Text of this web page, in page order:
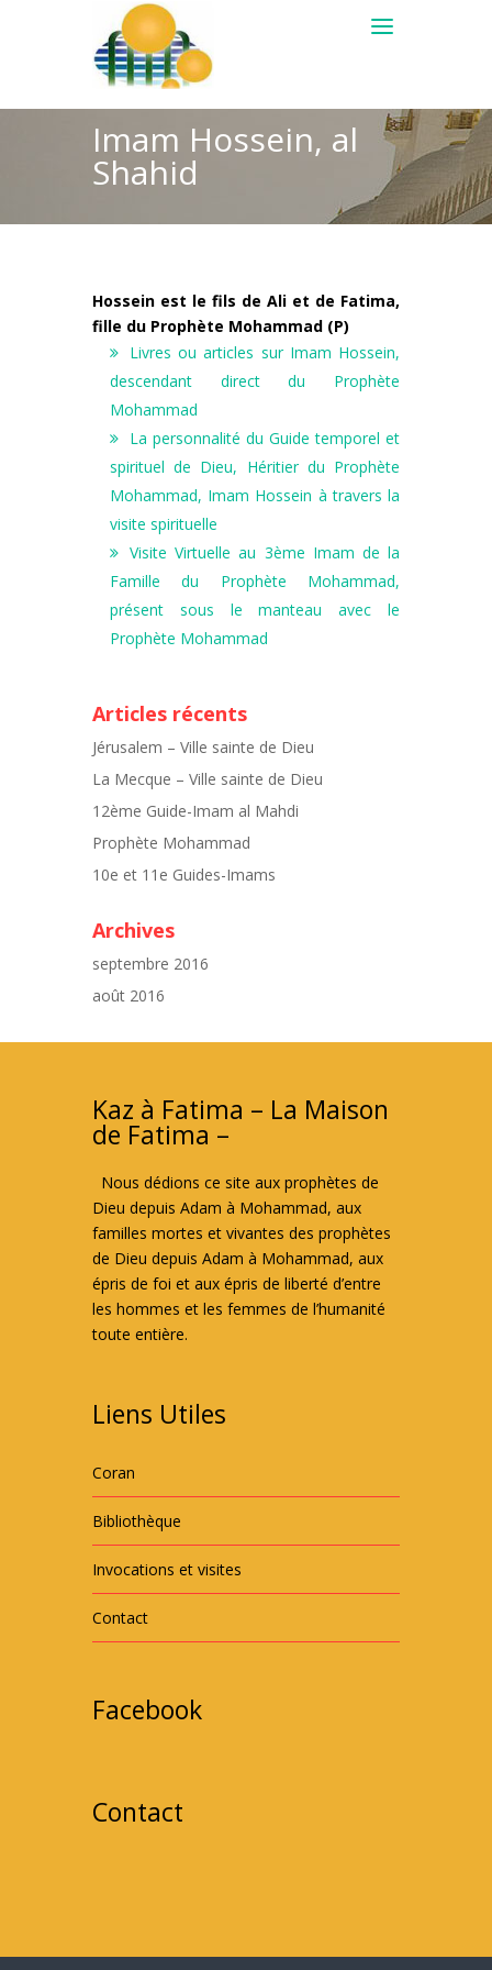
Imam Hossein, al
Shahid
Hossein est le fils de Ali et de Fatima,
fille du Prophète Mohammad (P)
Livres ou articles sur Imam Hossein,
descendant direct du Prophète
Mohammad
La personnalité du Guide temporel et
spirituel de Dieu, Héritier du Prophète
Mohammad, Imam Hossein à travers la
visite spirituelle
Visite Virtuelle au 3ème Imam de la
Famille du Prophète Mohammad,
présent sous le manteau avec le
Prophète Mohammad
Articles récents
Jérusalem – Ville sainte de Dieu
La Mecque – Ville sainte de Dieu
12ème Guide-Imam al Mahdi
Prophète Mohammad
10e et 11e Guides-Imams
Archives
septembre 2016
août 2016
Kaz à Fatima – La Maison
de Fatima –
Nous dédions ce site aux prophètes de
Dieu depuis Adam à Mohammad, aux
familles mortes et vivantes des prophètes
de Dieu depuis Adam à Mohammad, aux
épris de foi et aux épris de liberté d’entre
les hommes et les femmes de l’humanité
toute entière.
Liens Utiles
Coran
Bibliothèque
Invocations et visites
Contact
Facebook
Contact